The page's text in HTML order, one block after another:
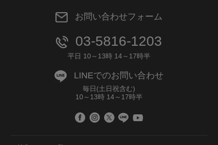
お問い合わせフォーム
03-5816-1203
平日 10～13時 14～17時半
LINEでのお問い合わせ
毎日(土日祝含む)
10～13時 14～17時半